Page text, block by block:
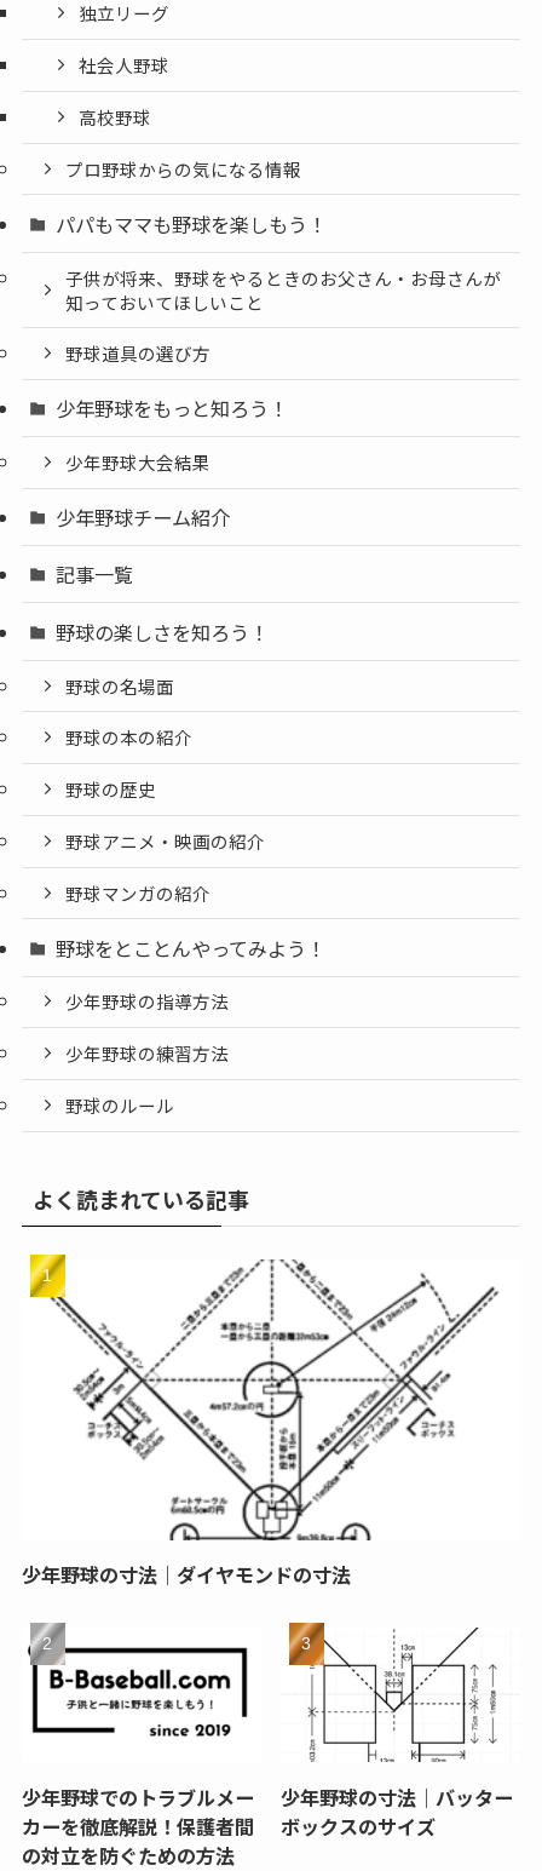
独立リーグ
社会人野球
高校野球
プロ野球からの気になる情報
パパもママも野球を楽しもう！
子供が将来、野球をやるときのお父さん・お母さんが
知っておいてほしいこと
野球道具の選び方
少年野球をもっと知ろう！
少年野球大会結果
少年野球チーム紹介
記事一覧
野球の楽しさを知ろう！
野球の名場面
野球の本の紹介
野球の歴史
野球アニメ・映画の紹介
野球マンガの紹介
野球をとことんやってみよう！
少年野球の指導方法
少年野球の練習方法
野球のルール
よく読まれている記事
少年野球の寸法｜ダイヤモンドの寸法
少年野球でのトラブルメー
カーを徹底解説！保護者間
の対立を防ぐための方法
少年野球の寸法｜バッター
ボックスのサイズ